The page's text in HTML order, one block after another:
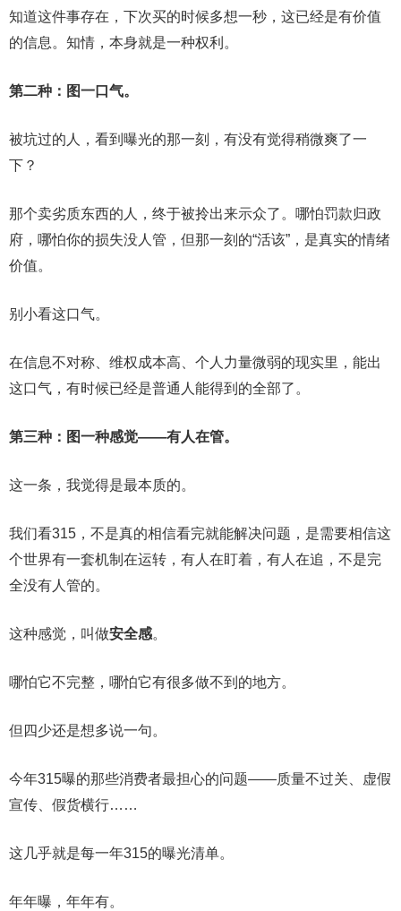
知道这件事存在，下次买的时候多想一秒，这已经是有价值
的信息。知情，本身就是一种权利。
第二种：图一口气。
被坑过的人，看到曝光的那一刻，有没有觉得稍微爽了一
下？
那个卖劣质东西的人，终于被拎出来示众了。哪怕罚款归政
府，哪怕你的损失没人管，但那一刻的“活该”，是真实的情绪
价值。
别小看这口气。
在信息不对称、维权成本高、个人力量微弱的现实里，能出
这口气，有时候已经是普通人能得到的全部了。
第三种：图一种感觉——有人在管。
这一条，我觉得是最本质的。
我们看315，不是真的相信看完就能解决问题，是需要相信这
个世界有一套机制在运转，有人在盯着，有人在追，不是完
全没有人管的。
这种感觉，叫做安全感。
哪怕它不完整，哪怕它有很多做不到的地方。
但四少还是想多说一句。
今年315曝的那些消费者最担心的问题——质量不过关、虚假
宣传、假货横行……
这几乎就是每一年315的曝光清单。
年年曝，年年有。